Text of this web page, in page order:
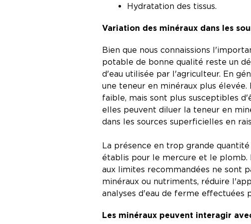
Hydratation des tissus.
Variation des minéraux dans les
Bien que nous connaissions
potable de bonne qualité reste un
d'eau utilisée par l'agriculteur. En
une teneur en minéraux plus
faible, mais sont plus susceptibles
elles peuvent diluer la teneur en
dans les sources superficielles en
La présence en trop grande
établis pour le mercure et le plomb.
aux limites recommandées ne sont
minéraux ou nutriments, réduire
analyses d'eau de ferme effectuées
Les minéraux peuvent interagir